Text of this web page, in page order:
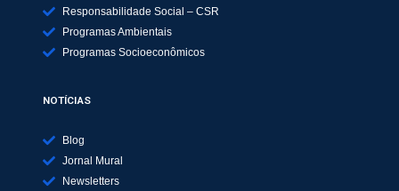
Responsabilidade Social – CSR
Programas Ambientais
Programas Socioeconômicos
NOTÍCIAS
Blog
Jornal Mural
Newsletters